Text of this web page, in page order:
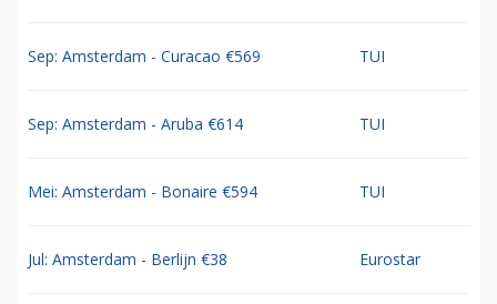
Sep: Amsterdam - Curacao €569 TUI
Sep: Amsterdam - Aruba €614 TUI
Mei: Amsterdam - Bonaire €594 TUI
Jul: Amsterdam - Berlijn €38 Eurostar